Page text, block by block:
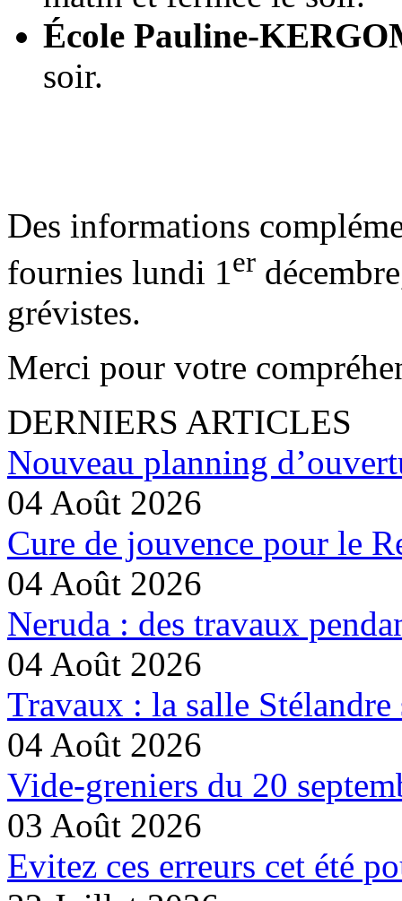
École Pauline-
soir.
Des informations
fournies lundi 1er
grévistes.
Merci pour votre
DERNIERS ARTICLES
Nouveau planning
04 Août 2026
Cure de jouvence pour le
04 Août 2026
Neruda : des travaux
04 Août 2026
Travaux : la salle Stélandre
04 Août 2026
Vide-greniers du 20
03 Août 2026
Evitez ces erreurs cet été